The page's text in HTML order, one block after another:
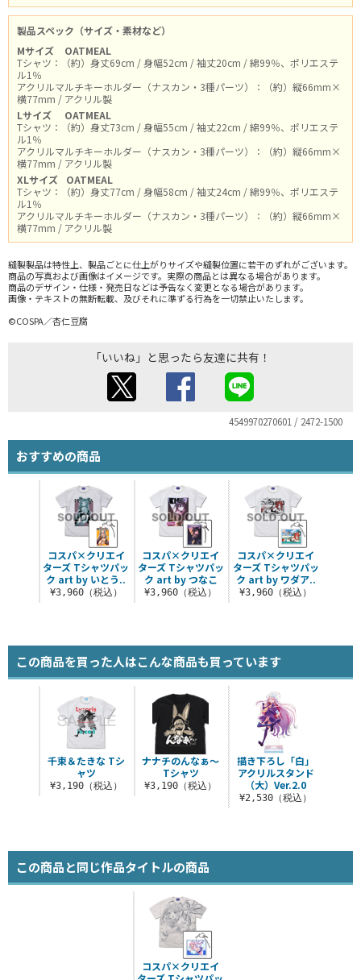
製品スペック（サイズ・素材など）
Mサイズ
OATMEAL
Tシャツ：（約）身丈69cm / 身幅52cm / 袖丈20cm / 綿99％、ポリエステ
ル1％
アクリルマルチキーホルダー（ナスカン・3種パーツ）：（約）縦66mm×
横77mm / アクリル製
Lサイズ
OATMEAL
Tシャツ：（約）身丈73cm / 身幅55cm / 袖丈22cm / 綿99％、ポリエステ
ル1％
アクリルマルチキーホルダー（ナスカン・3種パーツ）：（約）縦66mm×
横77mm / アクリル製
XLサイズ
OATMEAL
Tシャツ：（約）身丈77cm / 身幅58cm / 袖丈24cm / 綿99％、ポリエステ
ル1％
アクリルマルチキーホルダー（ナスカン・3種パーツ）：（約）縦66mm×
横77mm / アクリル製
縫製製品は特性上、製品ごとに仕上がりサイズや縫製位置に若干のずれがございます。
商品の写真および画像はイメージです。実際の商品とは異なる場合があります。
商品のデザイン・仕様・発売日などは予告なく変更となる場合があります。
画像・テキストの無断転載、及びそれに準ずる行為を一切禁止いたします。
©COSPA／杏仁豆腐
「いいね」と思ったら友達に共有！
4549970270601 / 2472-1500
おすすめの商品
コスパ×クリエイ
ターズ Tシャツパッ
ク art by つなこ
¥3,960（税込）
コスパ×クリエイ
ターズ Tシャツパッ
ク art by ワダア..
¥3,960（税込）
コスパ×クリエイ
ターズ Tシャツパッ
ク art by いとう..
¥3,960（税込）
この商品を買った人はこんな商品も買っています
ナナチのんなぁ～
Tシャツ
¥3,190（税込）
描き下ろし「白」
アクリルスタンド
（大）Ver.2.0
¥2,530（税込）
千束＆たきな Tシ
ャツ
¥3,190（税込）
この商品と同じ作品タイトルの商品
コスパ×クリエイ